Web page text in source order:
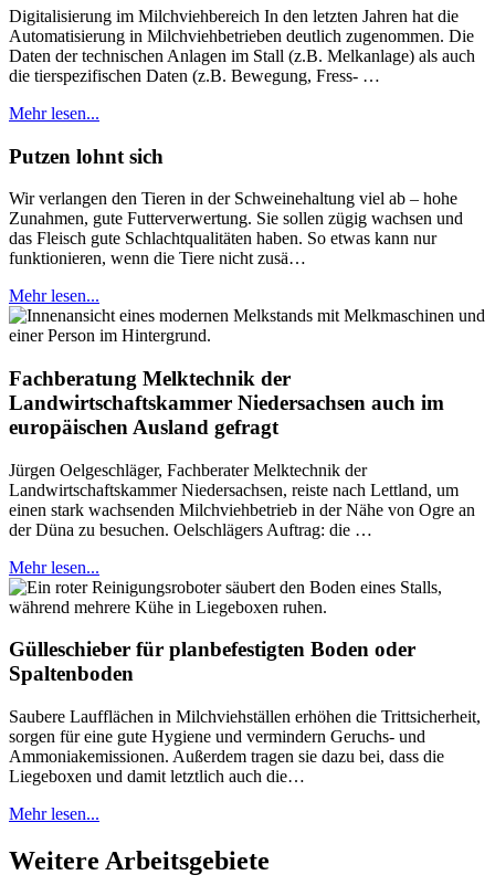
Digitalisierung im Milchviehbereich In den letzten Jahren hat die
Automatisierung in Milchviehbetrieben deutlich zugenommen. Die
Daten der technischen Anlagen im Stall (z.B. Melkanlage) als auch
die tierspezifischen Daten (z.B. Bewegung, Fress- …
Mehr lesen...
Putzen lohnt sich
Wir verlangen den Tieren in der Schweinehaltung viel ab – hohe
Zunahmen, gute Futterverwertung. Sie sollen zügig wachsen und
das Fleisch gute Schlachtqualitäten haben. So etwas kann nur
funktionieren, wenn die Tiere nicht zusä…
Mehr lesen...
Fachberatung Melktechnik der
Landwirtschaftskammer Niedersachsen auch im
europäischen Ausland gefragt
Jürgen Oelgeschläger, Fachberater Melktechnik der
Landwirtschaftskammer Niedersachsen, reiste nach Lettland, um
einen stark wachsenden Milchviehbetrieb in der Nähe von Ogre an
der Düna zu besuchen. Oelschlägers Auftrag: die …
Mehr lesen...
Gülleschieber für planbefestigten Boden oder
Spaltenboden
Saubere Laufflächen in Milchviehställen erhöhen die Trittsicherheit,
sorgen für eine gute Hygiene und vermindern Geruchs- und
Ammoniakemissionen. Außerdem tragen sie dazu bei, dass die
Liegeboxen und damit letztlich auch die…
Mehr lesen...
Weitere Arbeitsgebiete